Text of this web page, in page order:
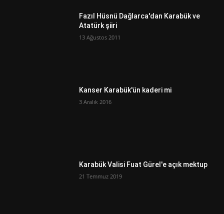
Fazıl Hüsnü Dağlarca'dan Karabük ve
Atatürk şiiri
13 Ağustos 2011
Kanser Karabük'ün kaderi mi
3 Aralık 2016
Karabük Valisi Fuat Gürel'e açık mektup
21 Temmuz 2019